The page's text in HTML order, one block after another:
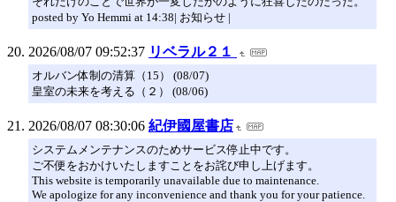
posted by Yo Hemmi at 14:38| お知らせ |
2026/08/07 09:52:37 リベラル２１
オルバン体制の清算（15） (08/07)
皇室の未来を考える（２） (08/06)
2026/08/07 08:30:06 紀伊國屋書店
システムメンテナンスのためサービス停止中です。
ご不便をおかけいたしますことをお詫び申し上げます。
This website is temporarily unavailable due to maintenance.
We apologize for any inconvenience and thank you for your patience.